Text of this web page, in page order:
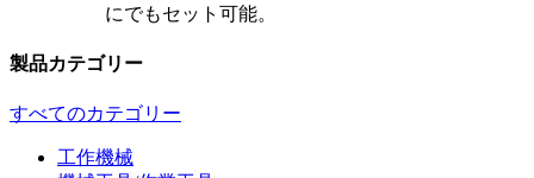
にでもセット可能。
製品カテゴリー
すべてのカテゴリー
工作機械